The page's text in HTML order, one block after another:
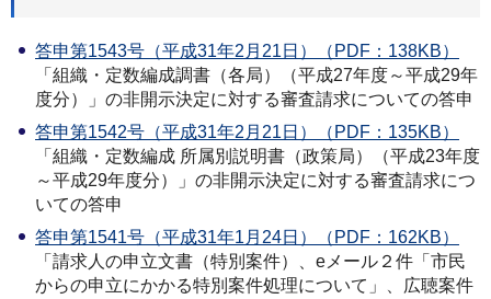
答申第1543号（平成31年2月21日）（PDF：138KB）
「組織・定数編成調書（各局）（平成27年度～平成29年
度分）」の非開示決定に対する審査請求についての答申
答申第1542号（平成31年2月21日）（PDF：135KB）
「組織・定数編成 所属別説明書（政策局）（平成23年度
～平成29年度分）」の非開示決定に対する審査請求につ
いての答申
答申第1541号（平成31年1月24日）（PDF：162KB）
「請求人の申立文書（特別案件）、eメール２件「市民
からの申立にかかる特別案件処理について」、広聴案件